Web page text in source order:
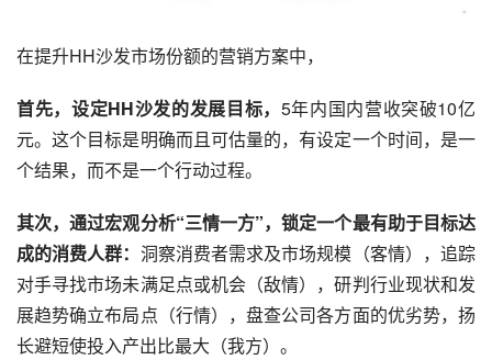
在提升HH沙发市场份额的营销方案中，
首先，设定HH沙发的发展目标， 5年内国内营收突破10亿
元。这个目标是明确而且可估量的，有设定一个时间，是一
个结果，而不是一个行动过程。
其次，通过宏观分析“三情一方”，锁定一个最有助于目标达
成的消费人群： 洞察消费者需求及市场规模（客情），追踪
对手寻找市场未满足点或机会（敌情），研判行业现状和发
展趋势确立布局点（行情），盘查公司各方面的优劣势，扬
长避短使投入产出比最大（我方）。